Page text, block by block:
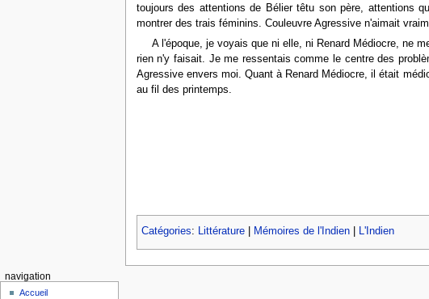
toujours des attentions de Bélier têtu son père, attentions
montrer des trais féminins. Couleuvre Agressive n'aimait
A l'époque, je voyais que ni elle, ni Renard Médiocre, ne
rien n'y faisait. Je me ressentais comme le centre des
Agressive envers moi. Quant à Renard Médiocre, il était
au fil des printemps.
Catégories: Littérature| Mémoires de l'Indien| L'Indien
navigation
Accueil